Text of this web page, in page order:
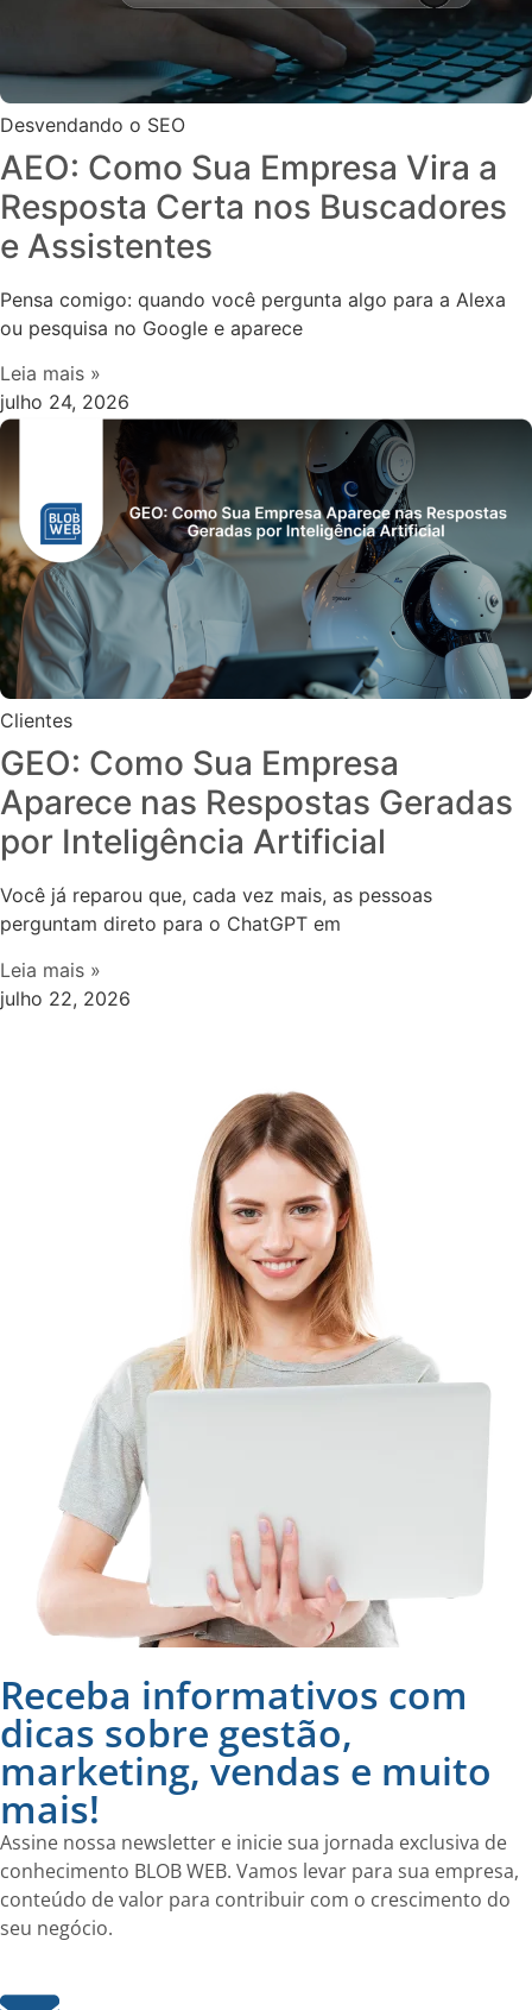
Desvendando o SEO
AEO: Como Sua Empresa Vira a
Resposta Certa nos Buscadores
e Assistentes
Pensa comigo: quando você pergunta algo para a Alexa
ou pesquisa no Google e aparece
Leia mais »
julho 24, 2026
Clientes
GEO: Como Sua Empresa
Aparece nas Respostas Geradas
por Inteligência Artificial
Você já reparou que, cada vez mais, as pessoas
perguntam direto para o ChatGPT em
Leia mais »
julho 22, 2026
Receba informativos com
dicas sobre gestão,
marketing, vendas e muito
mais!
Assine nossa newsletter e inicie sua jornada exclusiva de
conhecimento BLOB WEB. Vamos levar para sua empresa,
conteúdo de valor para contribuir com o crescimento do
seu negócio.